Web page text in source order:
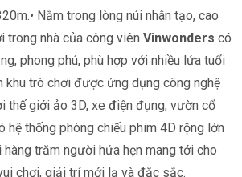
Nằm trong lòng núi nhân tạo, cao
trong nhà của công viên Vinwonders có
phong phú, phù hợp với nhiều lứa tuổi
khu trò chơi được ứng dụng công nghệ
thế giới ảo 3D, xe điện đụng, vườn cổ
hệ thống phòng chiếu phim 4D rộng lớn
trăm người hứa hẹn mang tới cho
chơi, giải trí mới lạ và đặc sắc.